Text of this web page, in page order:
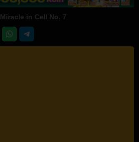
Miracle in Cell No. 7